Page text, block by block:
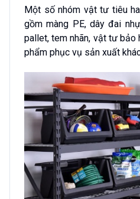
Một số nhóm vật tư tiêu
gồm màng PE, dây đai
pallet, tem nhãn, vật tư bảo
phẩm phục vụ sản xuất